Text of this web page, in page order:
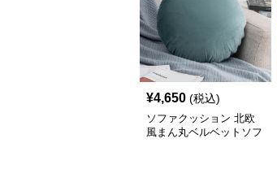
¥4,650 (税込)
ソファクッション 北欧
風まん丸ベルベットソフ